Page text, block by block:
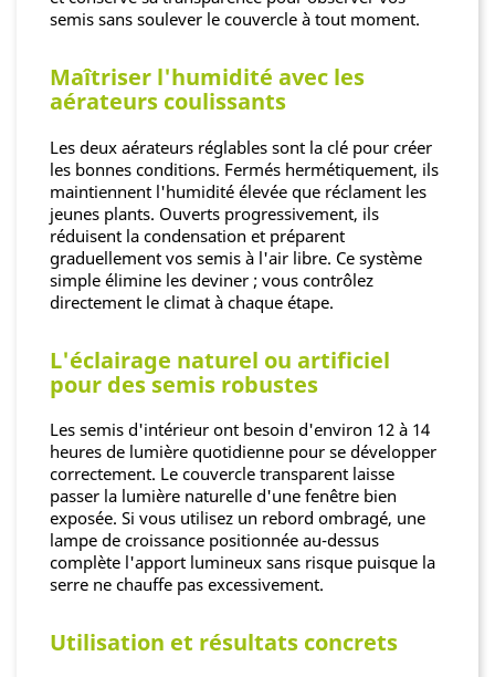
semis sans soulever le couvercle à tout moment.
Maîtriser l'humidité avec les
aérateurs coulissants
Les deux aérateurs réglables sont la clé pour créer
les bonnes conditions. Fermés hermétiquement, ils
maintiennent l'humidité élevée que réclament les
jeunes plants. Ouverts progressivement, ils
réduisent la condensation et préparent
graduellement vos semis à l'air libre. Ce système
simple élimine les deviner ; vous contrôlez
directement le climat à chaque étape.
L'éclairage naturel ou artificiel
pour des semis robustes
Les semis d'intérieur ont besoin d'environ 12 à 14
heures de lumière quotidienne pour se développer
correctement. Le couvercle transparent laisse
passer la lumière naturelle d'une fenêtre bien
exposée. Si vous utilisez un rebord ombragé, une
lampe de croissance positionnée au-dessus
complète l'apport lumineux sans risque puisque la
serre ne chauffe pas excessivement.
Utilisation et résultats concrets